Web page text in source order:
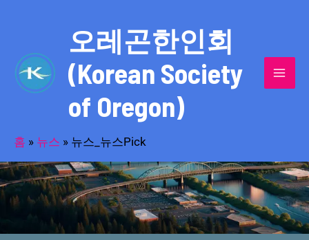
오레곤한인회
(Korean Society
of Oregon)
홈 » 뉴스 » 뉴스_뉴스Pick
반세기의 세월을 품고 동포사회를 섬겨온
오레곤한인회!